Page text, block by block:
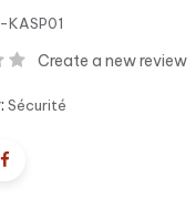
KASP01
Create a new review
Sécurité